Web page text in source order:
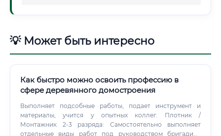
💡 Может быть интересно
Как быстро можно освоить профессию в
сфере деревянного домостроения
Выполняет подсобные работы, подает инструмент и
материалы, учится у опытных коллег. Плотник /
Монтажник 2-3 разряда: Самостоятельно выполняет
отдельные виды работ под руководством бригадира